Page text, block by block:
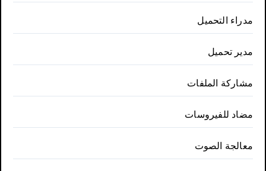
مدراء التحميل
مدير تحميل
مشاركة الملفات
مضاد للفيروسات
معالجة الصوت